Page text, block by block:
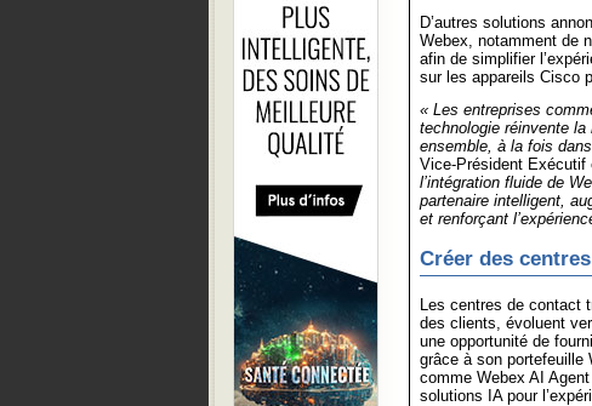
D’autres solutions
Webex, notamment de
afin de simplifier
sur les appareils Cisco
« Les entreprises
technologie réinvente
ensemble, à la fois
Vice-Président Exécutif
l’intégration fluide de
partenaire intelligent,
et renforçant
Créer des
Les centres de contact
des clients, évoluent
une opportunité de
grâce à son portefeuille
comme Webex AI
solutions IA pour